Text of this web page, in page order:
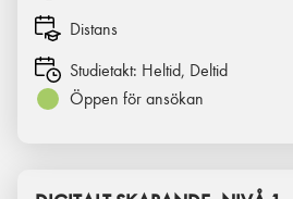
Distans
Studietakt: Heltid, Deltid
Öppen för ansökan